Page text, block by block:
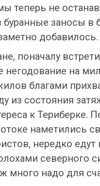
теперь не
буранные заносы в
добавилось.
поначалу
негодование на
благами
из состояния
к Териберке.
наметились
нередко
много надо для